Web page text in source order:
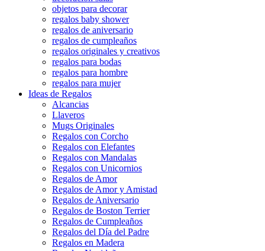
objetos para decorar
regalos baby shower
regalos de aniversario
regalos de cumpleaños
regalos originales y creativos
regalos para bodas
regalos para hombre
regalos para mujer
Ideas de Regalos
Alcancias
Llaveros
Mugs Originales
Regalos con Corcho
Regalos con Elefantes
Regalos con Mandalas
Regalos con Unicornios
Regalos de Amor
Regalos de Amor y Amistad
Regalos de Aniversario
Regalos de Boston Terrier
Regalos de Cumpleaños
Regalos del Día del Padre
Regalos en Madera